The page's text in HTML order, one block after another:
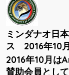
ミンダナオ日
ス 2016年10月
2016年10月は
賛助会員とし